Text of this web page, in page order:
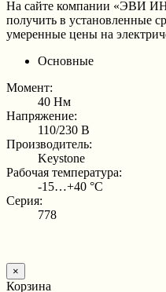
На сайте компании «ЭВИ
получить в установленные
умеренные цены на
Основные
Момент:
40 Нм
Напряжение:
110/230 В
Производитель:
Keystone
Рабочая температура:
-15…+40 °С
Серия:
778
×
Корзина